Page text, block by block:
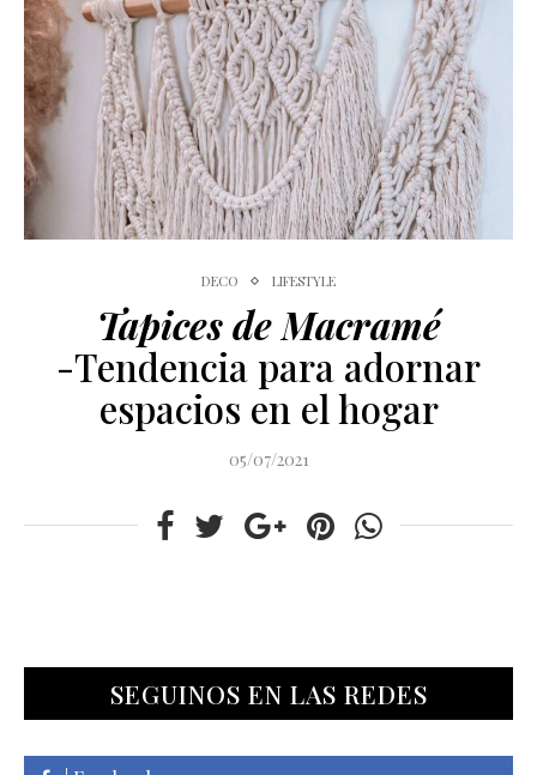
DECO LIFESTYLE
Tapices de Macramé
-Tendencia para adornar
espacios en el hogar
05/07/2021
SEGUINOS EN LAS REDES